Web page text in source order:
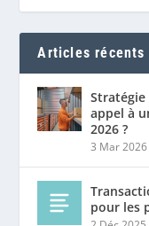
Articles récents
appel à
2026 ?
3 Mar 2026
pour les